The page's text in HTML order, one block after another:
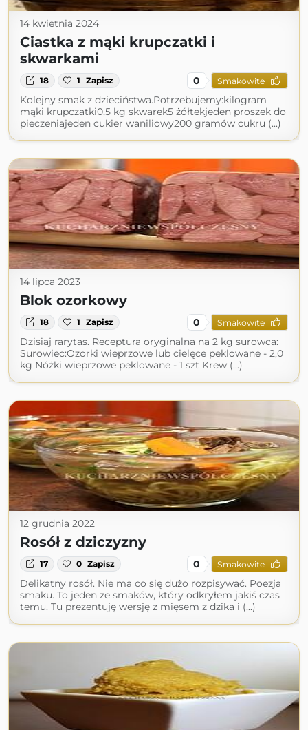
14 kwietnia 2024
Ciastka z mąki krupczatki i
skwarkami
18 1 Zapisz 0 Smakowite
Kolejny smak z dzieciństwa.Potrzebujemy:kilogram
mąki krupczatki0,5 kg skwarek5 żółtekjeden proszek do
pieczeniajeden cukier waniliowy200 gramów cukru (...)
14 lipca 2023
Blok ozorkowy
18 1 Zapisz 0 Smakowite
Dzisiaj rarytas. Receptura oryginalna na 2 kg surowca:
Surowiec:Ozorki wieprzowe lub cielęce peklowane - 2,0
kg Nóżki wieprzowe peklowane - 1 szt Krew (...)
12 grudnia 2022
Rosół z dziczyzny
17 0 Zapisz 0 Smakowite
Delikatny rosół. Nie ma co się dużo rozpisywać. Poezja
smaku. To jeden ze smaków, który odkryłem jakiś czas
temu. Tu prezentuję wersję z mięsem z dzika i (...)